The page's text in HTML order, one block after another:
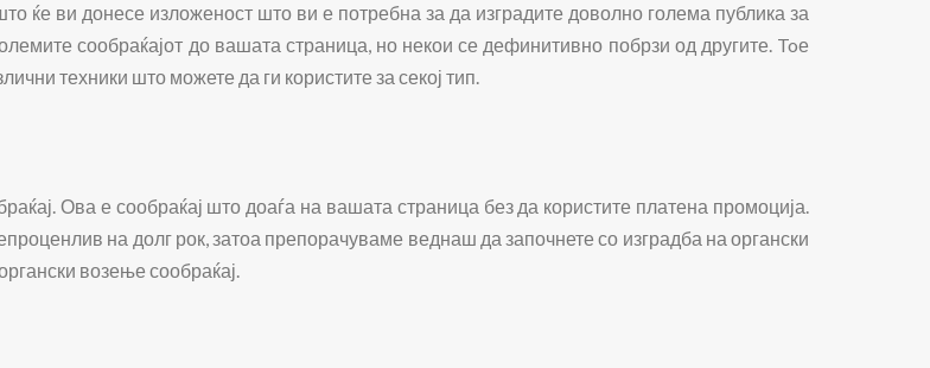
ќе ви донесе изложеност што ви е потребна за да изградите доволно голема публика за
сообраќајот до вашата страница, но некои се дефинитивно побрзи од другите. Toе
техники што можете да ги користите за секој тип.
Ова е сообраќај што доаѓа на вашата страница без да користите платена промоција.
на долг рок, затоа препорачуваме веднаш да започнете со изградба на органски
возење сообраќај.